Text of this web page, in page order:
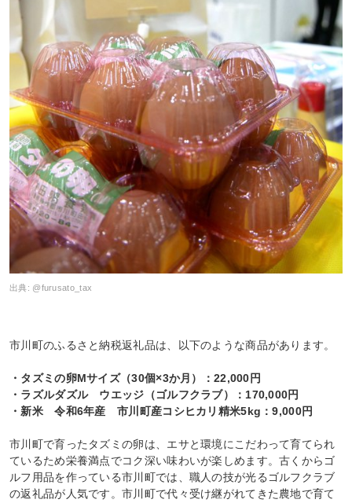
出典: @furusato_tax
市川町のふるさと納税返礼品は、以下のような商品があります。
・タズミの卵Mサイズ（30個×3か月）：22,000円
・ラズルダズル ウエッジ（ゴルフクラブ）：170,000円
・新米 令和6年産 市川町産コシヒカリ精米5kg：9,000円
市川町で育ったタズミの卵は、エサと環境にこだわって育てられ
ているため栄養満点でコク深い味わいが楽しめます。古くからゴ
ルフ用品を作っている市川町では、職人の技が光るゴルフクラブ
の返礼品が人気です。市川町で代々受け継がれてきた農地で育て